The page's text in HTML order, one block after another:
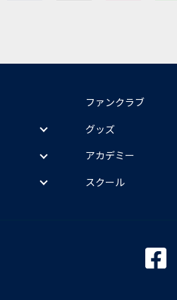
ファンクラブ
グッズ
アカデミー
スクール